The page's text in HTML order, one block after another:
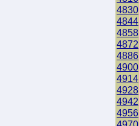
4830
4844
4858
4872
4886
4900
4914
4928
4942
4956